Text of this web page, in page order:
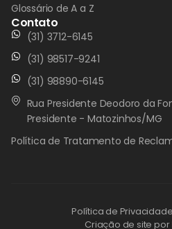
Glossário de A a Z
Contato
(31) 3712-6145
(31) 98517-9241
(31) 98890-6145
Rua Presidente Deodoro da
Presidente - Matozinhos/MG
Política de Tratamento de
Criação de site por
Política de Privacidade